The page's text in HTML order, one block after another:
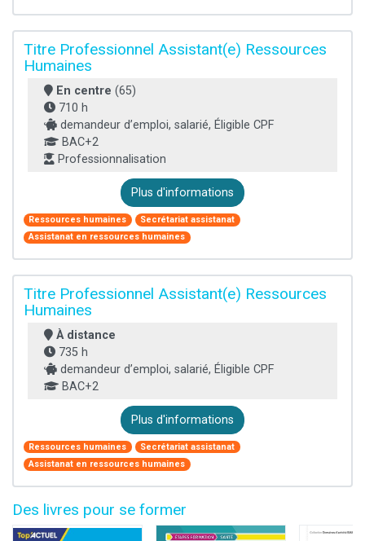
Titre Professionnel Assistant(e) Ressources
Humaines
En centre (65)
710 h
demandeur d’emploi, salarié, Éligible CPF
BAC+2
Professionnalisation
Plus d'informations
Ressources humaines
Secrétariat assistanat
Assistanat en ressources humaines
Titre Professionnel Assistant(e) Ressources
Humaines
À distance
735 h
demandeur d’emploi, salarié, Éligible CPF
BAC+2
Plus d'informations
Ressources humaines
Secrétariat assistanat
Assistanat en ressources humaines
Des livres pour se former